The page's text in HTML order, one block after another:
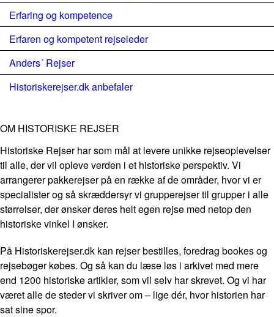
Erfaring og kompetence
Erfaren og kompetent rejseleder
Anders´ Rejser
Historiskerejser.dk anbefaler
OM HISTORISKE REJSER
Historiske Rejser har som mål at levere unikke rejseoplevelser
til alle, der vil opleve verden i et historiske perspektiv. Vi
arrangerer pakkerejser på en række af de områder, hvor vi er
specialister og så skræddersyr vi grupperejser til grupper i alle
størrelser, der ønsker deres helt egen rejse med netop den
historiske vinkel I ønsker.
På Historiskerejser.dk kan rejser bestilles, foredrag bookes og
rejsebøger købes. Og så kan du læse løs i arkivet med mere
end 1200 historiske artikler, som vil selv har skrevet. Og vi har
været alle de steder vi skriver om – lige dér, hvor historien har
sat sine spor.